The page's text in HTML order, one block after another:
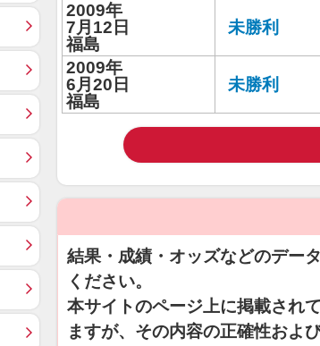
2009年
7月12日
福島
未勝利
2009年
6月20日
福島
未勝利
結果・成績・オッズなどのデー
ください。
本サイトのページ上に掲載され
ますが、その内容の正確性およ